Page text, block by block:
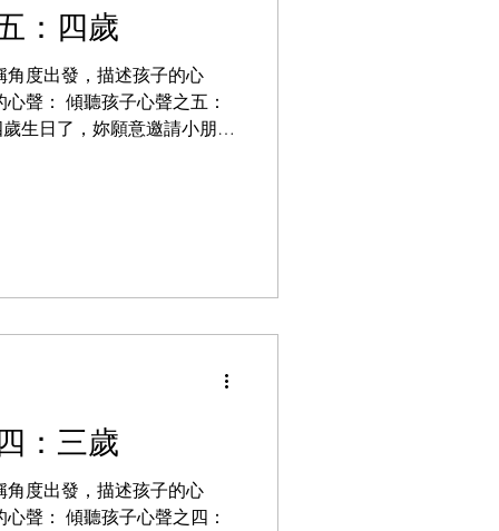
：四歲
度出發，描述孩子的心
聲： 傾聽孩子心聲之五：
生日了，妳願意邀請小朋友
：三歲
度出發，描述孩子的心
聲： 傾聽孩子心聲之四：